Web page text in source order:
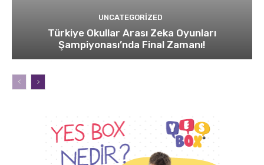
UNCATEGORIZED
Türkiye Okullar Arası Zeka Oyunları
Şampiyonası’nda Final Zamanı!